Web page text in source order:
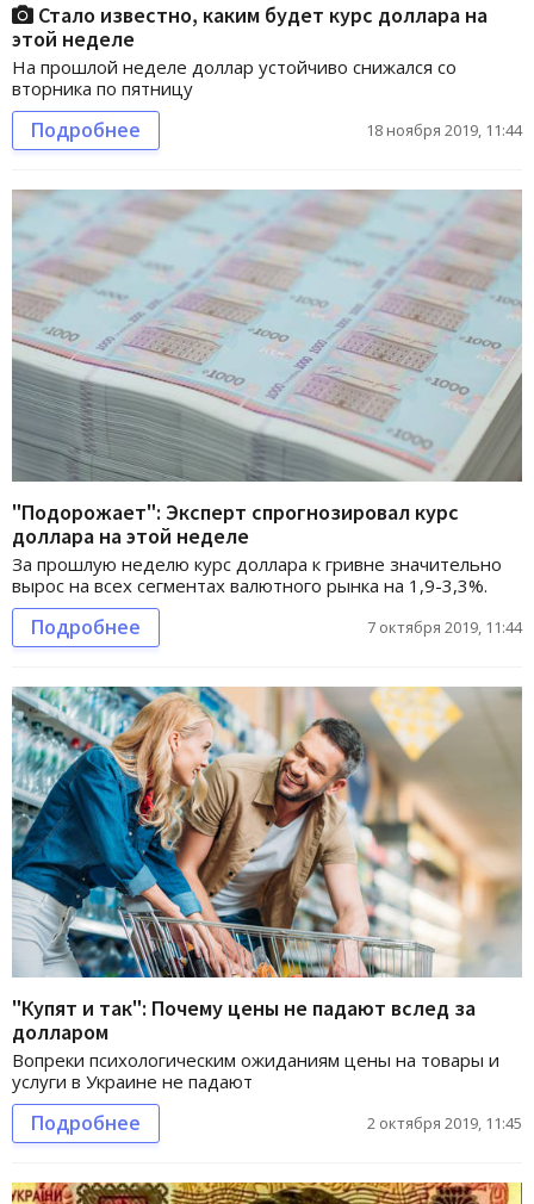
Стало известно, каким будет курс доллара на
этой неделе
На прошлой неделе доллар устойчиво снижался со
вторника по пятницу
Подробнее 18 ноября 2019, 11:44
"Подорожает": Эксперт спрогнозировал курс
доллара на этой неделе
За прошлую неделю курс доллара к гривне значительно
вырос на всех сегментах валютного рынка на 1,9-3,3%.
Подробнее 7 октября 2019, 11:44
"Купят и так": Почему цены не падают вслед за
долларом
Вопреки психологическим ожиданиям цены на товары и
услуги в Украине не падают
Подробнее 2 октября 2019, 11:45